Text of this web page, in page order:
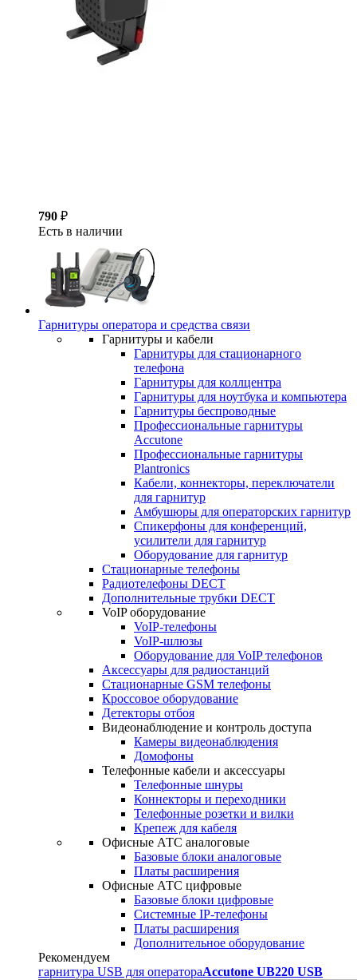
790 ₽
Есть в наличии
Гарнитуры оператора и средства связи
Гарнитуры и кабели
Гарнитуры для стационарного
телефона
Гарнитуры для коллцентра
Гарнитуры для ноутбука и компьютера
Гарнитуры беспроводные
Профессиональные гарнитуры
Accutone
Профессиональные гарнитуры
Plantronics
Кабели, коннекторы, переключатели
для гарнитур
Амбушюры для операторских гарнитур
Cпикерфоны для конференций,
усилители для гарнитур
Оборудование для гарнитур
Стационарные телефоны
Радиотелефоны DECT
Дополнительные трубки DECT
VoIP оборудование
VoIP-телефоны
VoIP-шлюзы
Оборудование для VoIP телефонов
Аксессуары для радиостанций
Стационарные GSM телефоны
Кроссовое оборудование
Детекторы отбоя
Видеонаблюдение и контроль доступа
Камеры видеонаблюдения
Домофоны
Телефонные кабели и аксессуары
Телефонные шнуры
Коннекторы и переходники
Телефонные розетки и вилки
Крепеж для кабеля
Офисные АТС аналоговые
Базовые блоки аналоговые
Платы расширения
Офисные АТС цифровые
Базовые блоки цифровые
Системные IP-телефоны
Платы расширения
Дополнительное оборудование
Рекомендуем
гарнитура USB для оператораAccutone UB220 USB